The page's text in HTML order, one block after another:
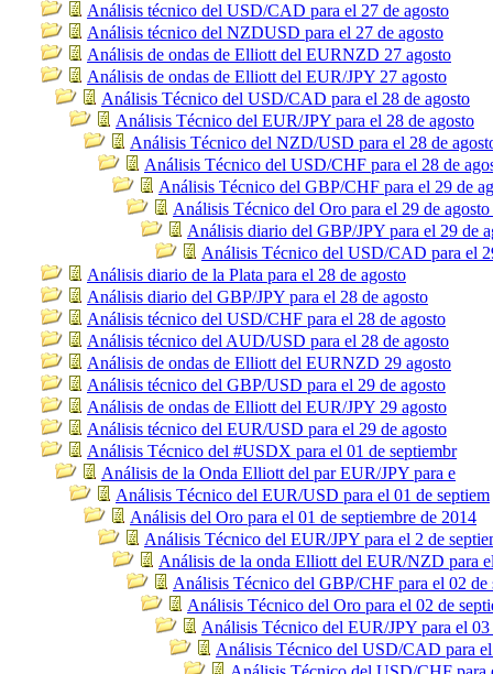
Análisis técnico del USD/CAD para el 27 de agosto
Análisis técnico del NZDUSD para el 27 de agosto
Análisis de ondas de Elliott del EURNZD 27 agosto
Análisis de ondas de Elliott del EUR/JPY 27 agosto
Análisis Técnico del USD/CAD para el 28 de agosto
Análisis Técnico del EUR/JPY para el 28 de agosto
Análisis Técnico del NZD/USD para el 28 de
Análisis Técnico del USD/CHF para el 28 de
Análisis Técnico del GBP/CHF para el 29 de
Análisis Técnico del Oro para el 29 de agosto
Análisis diario del GBP/JPY para el 29 de
Análisis Técnico del USD/CAD para el
Análisis diario de la Plata para el 28 de agosto
Análisis diario del GBP/JPY para el 28 de agosto
Análisis técnico del USD/CHF para el 28 de agosto
Análisis técnico del AUD/USD para el 28 de agosto
Análisis de ondas de Elliott del EURNZD 29 agosto
Análisis técnico del GBP/USD para el 29 de agosto
Análisis de ondas de Elliott del EUR/JPY 29 agosto
Análisis técnico del EUR/USD para el 29 de agosto
Análisis Técnico del #USDX para el 01 de septiembr
Análisis de la Onda Elliott del par EUR/JPY para e
Análisis Técnico del EUR/USD para el 01 de septiem
Análisis del Oro para el 01 de septiembre de 2014
Análisis Técnico del EUR/JPY para el 2 de
Análisis de la onda Elliott del EUR/NZD para
Análisis Técnico del GBP/CHF para el 02 de
Análisis Técnico del Oro para el 02 de
Análisis Técnico del EUR/JPY para el 03
Análisis Técnico del USD/CAD para el